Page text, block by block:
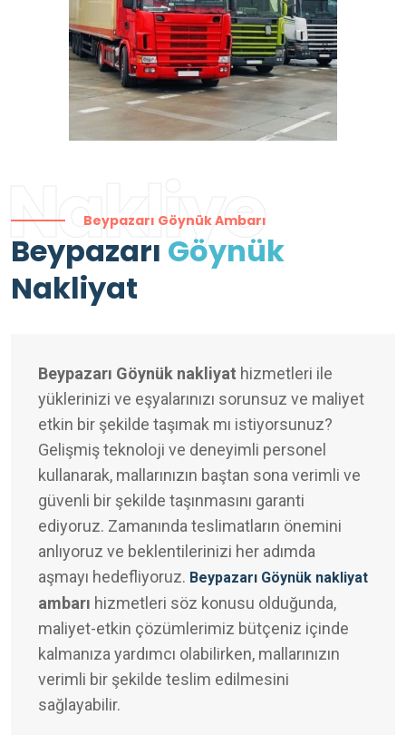
Nakliye
Beypazarı Göynük Ambarı
Beypazarı Göynük
Nakliyat
Beypazarı Göynük nakliyat hizmetleri ile
yüklerinizi ve eşyalarınızı sorunsuz ve maliyet
etkin bir şekilde taşımak mı istiyorsunuz?
Gelişmiş teknoloji ve deneyimli personel
kullanarak, mallarınızın baştan sona verimli ve
güvenli bir şekilde taşınmasını garanti
ediyoruz. Zamanında teslimatların önemini
anlıyoruz ve beklentilerinizi her adımda
aşmayı hedefliyoruz. Beypazarı Göynük nakliyat
ambarı hizmetleri söz konusu olduğunda,
maliyet-etkin çözümlerimiz bütçeniz içinde
kalmanıza yardımcı olabilirken, mallarınızın
verimli bir şekilde teslim edilmesini
sağlayabilir.